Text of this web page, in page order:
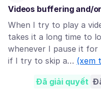
Videos buffering and/
When I try to play a
takes it a long time to
whenever I pause it
if I try to skip a… (xem
Đã giải quyết